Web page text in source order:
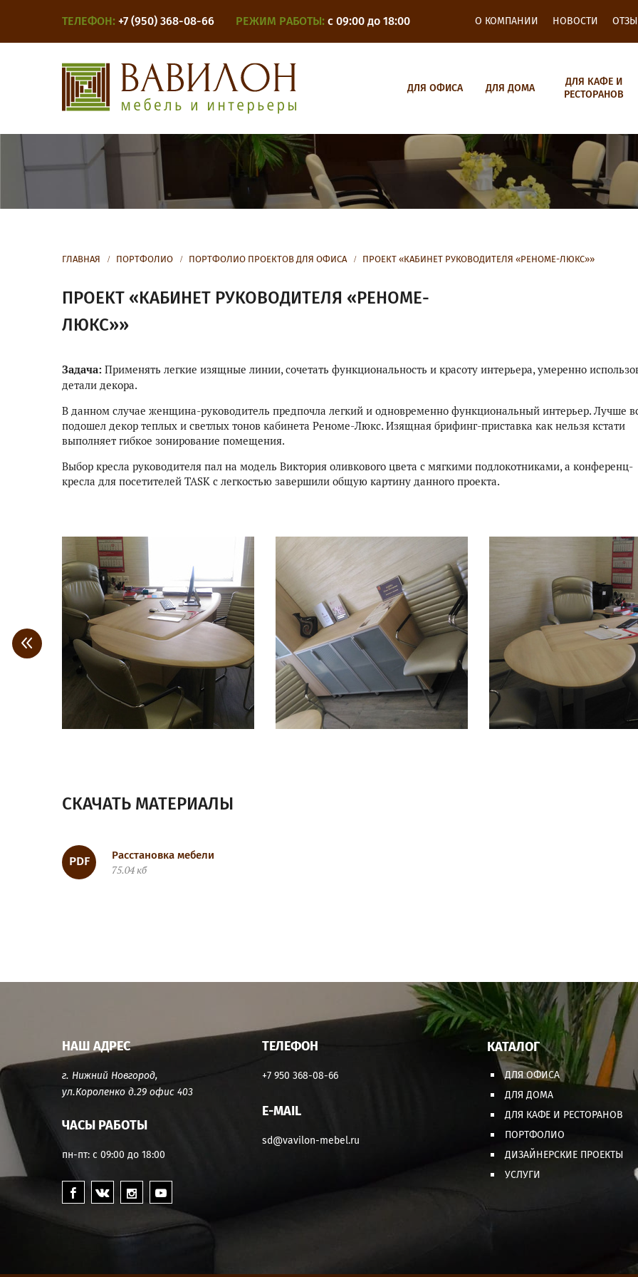
ТЕЛЕФОН: +7 (950) 368-08-66 РЕЖИМ РАБОТЫ: с 09:00 до 18:00 О КОМПАНИИ НОВОСТИ
ДЛЯ ОФИСА ДЛЯ ДОМА
ДЛЯ КАФЕ И
РЕСТОРАНОВ
ГЛАВНАЯ ПОРТФОЛИО ПОРТФОЛИО ПРОЕКТОВ ДЛЯ ОФИСА ПРОЕКТ «КАБИНЕТ РУКОВОДИТЕЛЯ «РЕНОМЕ-ЛЮКС»»
ПРОЕКТ «КАБИНЕТ РУКОВОДИТЕЛЯ «РЕНОМЕ-
ЛЮКС»»
Задача: Применять легкие изящные линии, сочетать функциональность и красоту интерьера, умеренно
детали декора.
В данном случае женщина-руководитель предпочла легкий и одновременно функциональный интерьер. Лучше
подошел декор теплых и светлых тонов кабинета Реноме-Люкс. Изящная брифинг-приставка как нельзя кстати
выполняет гибкое зонирование помещения.
Выбор кресла руководителя пал на модель Виктория оливкового цвета с мягкими подлокотниками, а конференц-
кресла для посетителей TASK с легкостью завершили общую картину данного проекта.
<
СКАЧАТЬ МАТЕРИАЛЫ
Расстановка мебели
75.04 кб
НАШ АДРЕС
г. Нижний Новгород,
ул.Короленко д.29 офис 403
ТЕЛЕФОН
+7 950 368-08-66
ЧАСЫ РАБОТЫ
пн-пт: с 09:00 до 18:00
E-MAIL
sd@vavilon-mebel.ru
КАТАЛОГ
ДЛЯ ОФИСА
ДЛЯ ДОМА
ДЛЯ КАФЕ И РЕСТОРАНОВ
ПОРТФОЛИО
ДИЗАЙНЕРСКИЕ ПРОЕКТЫ
УСЛУГИ